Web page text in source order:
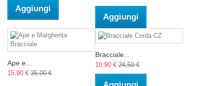
Aggiungi
Aggiungi
Ape e...
15,90 € 35,00 €
Bracciale...
10,90 € 24,50 €